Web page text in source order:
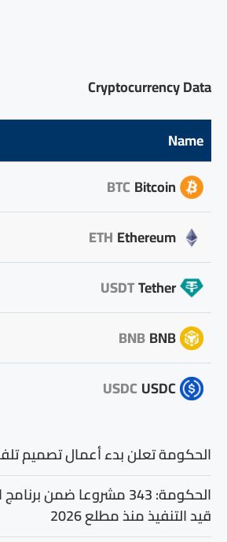
Cryptocurrency Data
Name
Bitcoin
BTC
Ethereum
ETH
Tether
USDT
BNB
BNB
USDC
USDC
الحكومة تعلن بدء أعمال تصميم
الحكومة: 343 مشروعا ضمن
قيد التنفيذ منذ مطلع 2026